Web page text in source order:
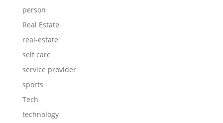
person
Real Estate
real-estate
self care
service provider
sports
Tech
technology